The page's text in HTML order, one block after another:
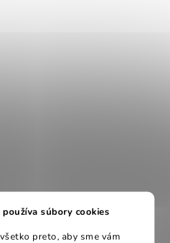
súbory cookies
preto, aby sme vám